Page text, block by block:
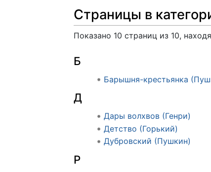
Страницы в
Показано 10 страниц из 10,
Б
Барышня-крестьянка
Д
Дары волхвов (Генри)
Детство (Горький)
Дубровский (Пушкин)
Р